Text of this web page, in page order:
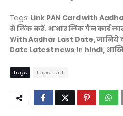
Tags: Link PAN Card with
से लिंक करें. आधार लिंक पैन कार्ड
With Aadhar Last Date, जानिये
Date Latest news in hindi,
Tags Important